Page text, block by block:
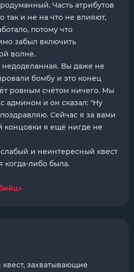
Часть атрибутов
так и не на что не влияют,
потому что
забыл включить
волне.
недоделанная. Вы даже не
бомбу и это конец
ровным счётом ничего. Мы
админом и он сказал: "Ну
Сейчас я за вами
концовки я ещё нигде не
и неинтересный квест
когда-либо была.
захватывающие